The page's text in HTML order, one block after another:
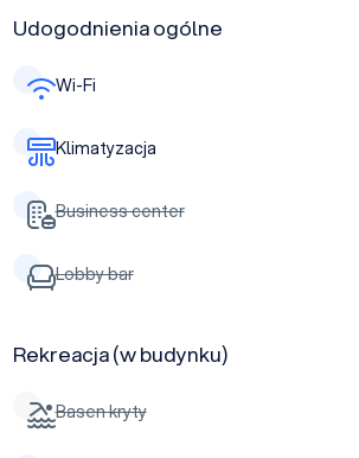
Udogodnienia ogólne
Wi-Fi
Klimatyzacja
Business center
Lobby bar
Rekreacja (w budynku)
Basen kryty